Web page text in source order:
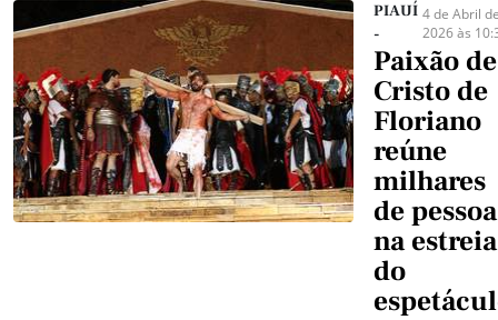
PIAUÍ
-
4 de Abril
2026 às
Paixão de
Cristo de
Floriano
reúne
milhares
de
na estreia
do